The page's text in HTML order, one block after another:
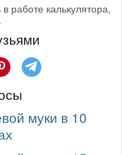
работе калькулятора,
.
муки в 10